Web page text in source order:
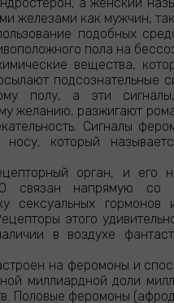
железами как мужчин,
подобных
пола на
вещества,
подсознательные
полу, а эти
желанию, разжигают
Сигналы
который
орган, и его
связан напрямую со
сексуальных гормонов
этого
в воздухе
на феромоны и
миллиардной доли
Половые феромоны